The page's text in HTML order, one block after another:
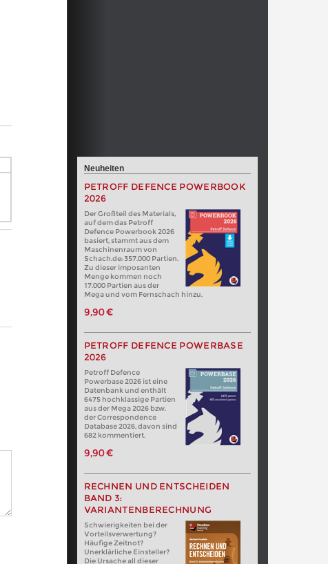
Neuheiten
PETROFF DEFENCE POWERBOOK
2026
Der Großteil des Materials,
auf dem das Petroff
Defence Powerbook 2026
basiert, stammt aus dem
Maschinenraum von
Schach.de: 357.000 Partien.
Zu dieser imposanten
Menge kommen noch
17.000 Partien aus der
Mega und vom Fernschach hinzu.
9,90 €
PETROFF DEFENCE POWERBASE
2026
Petroff Defence
Powerbase 2026 ist eine
Datenbank und enthält
6475 hochklassige Partien
aus der Mega 2026 bzw.
der Correspondence
Database 2026, davon sind
682 kommentiert.
9,90 €
RECHNEN UND ENTSCHEIDEN
BAND 3:
VARIANTENBERECHNUNG
Schwierigkeiten bei der
Vorteilsverwertung?
Häufige Zeitnot?
Unerklärliche Einsteller?
Die Ursache all dieser